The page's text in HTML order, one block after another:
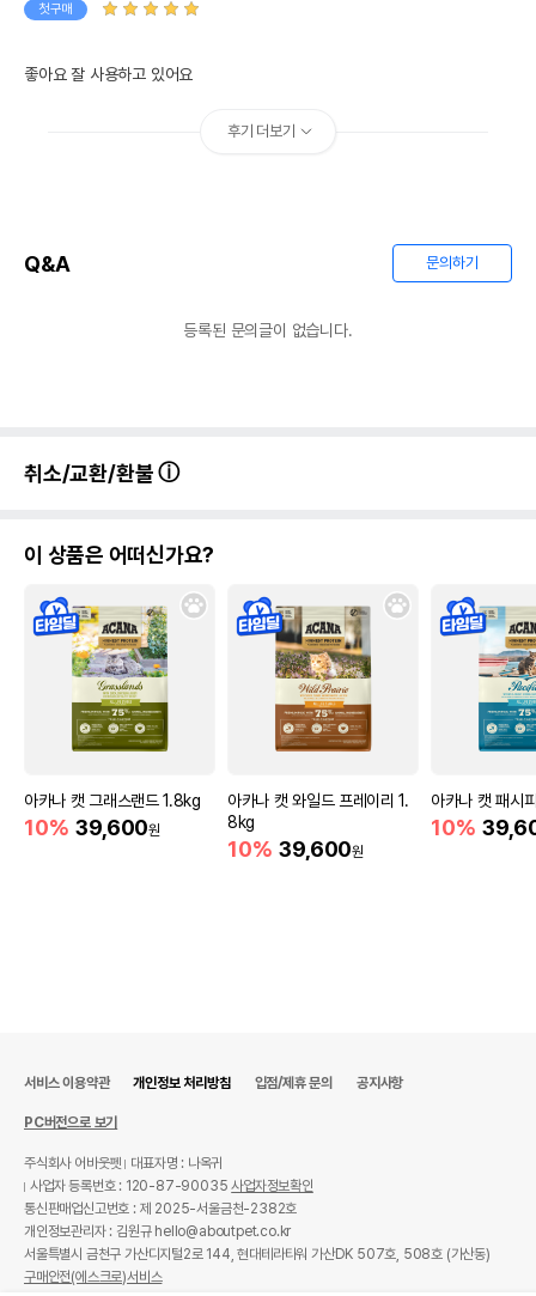
에이스 캔뚜껑 옐로우
제조국 또는 원산지
또는 소비자상담 관련
전화번호
어바웃펫 // 1644-9601
유통기한이 최소 2026.12.03이거나 그
이후인 상품이 출고됩니다.
단, 상품명에 유통기한 명시된 경우, 해당
유통기한을 따릅니다.
첫구매
좋아요 잘 사용하고 있어요
후기 더보기
Q&A 문의하기
등록된 문의글이 없습니다.
취소/교환/환불
이 상품은 어떠신가요?
아카나 캣 그래스랜드 1.8kg
10% 39,600원
아카나 캣 와일드 프레이리 1.
8kg
10% 39,600원
아카나 캣 패시
10%
서비스 이용약관 개인정보 처리방침 입점/제휴 문의 공지사항
PC버전으로 보기
주식회사 어바웃펫
대표자명 : 나옥귀
사업자 등록번호 : 120-87-90035사업자정보확인
통신판매업신고번호 : 제 2025-서울금천-2382호
개인정보관리자 : 김원규 hello@aboutpet.co.kr
서울특별시 금천구 가산디지털2로 144, 현대테라타워 가산DK 507호, 508호 (가산동)
구매안전(에스크로)서비스